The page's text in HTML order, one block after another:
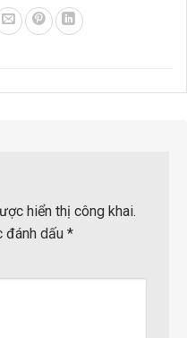
hiển thị công khai.
đánh dấu *